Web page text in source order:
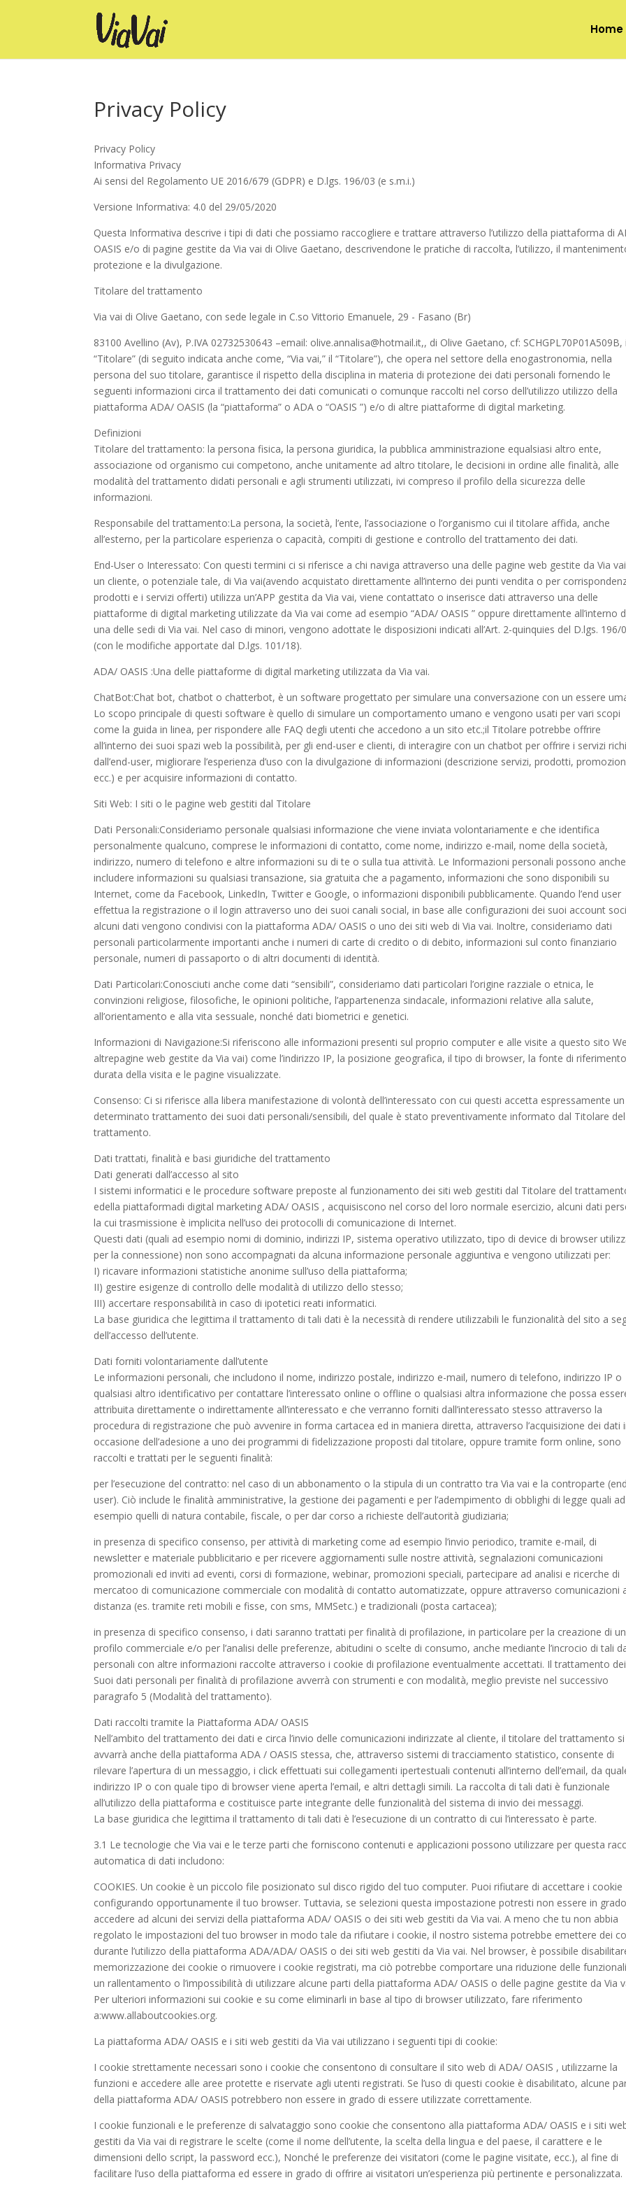
Home
Privacy Policy
Privacy Policy
Informativa Privacy
Ai sensi del Regolamento UE 2016/679 (GDPR) e D.lgs. 196/03 (e s.m.i.)
Versione Informativa: 4.0 del 29/05/2020
Questa Informativa descrive i tipi di dati che possiamo raccogliere e trattare attraverso l’utilizzo della piattaforma di
OASIS e/o di pagine gestite da Via vai di Olive Gaetano, descrivendone le pratiche di raccolta, l’utilizzo, il
protezione e la divulgazione.
Titolare del trattamento
Via vai di Olive Gaetano, con sede legale in C.so Vittorio Emanuele, 29 - Fasano (Br)
83100 Avellino (Av), P.IVA 02732530643 –email: olive.annalisa@hotmail.it,, di Olive Gaetano, cf: SCHGPL70P01A509B,
“Titolare” (di seguito indicata anche come, “Via vai,” il “Titolare”), che opera nel settore della enogastronomia, nella
persona del suo titolare, garantisce il rispetto della disciplina in materia di protezione dei dati personali fornendo le
seguenti informazioni circa il trattamento dei dati comunicati o comunque raccolti nel corso dell’utilizzo utilizzo della
piattaforma ADA/ OASIS (la “piattaforma” o ADA o “OASIS ”) e/o di altre piattaforme di digital marketing.
Definizioni
Titolare del trattamento: la persona fisica, la persona giuridica, la pubblica amministrazione equalsiasi altro ente,
associazione od organismo cui competono, anche unitamente ad altro titolare, le decisioni in ordine alle finalità, alle
modalità del trattamento didati personali e agli strumenti utilizzati, ivi compreso il profilo della sicurezza delle
informazioni.
Responsabile del trattamento:La persona, la società, l’ente, l’associazione o l’organismo cui il titolare affida, anche
all’esterno, per la particolare esperienza o capacità, compiti di gestione e controllo del trattamento dei dati.
End-User o Interessato: Con questi termini ci si riferisce a chi naviga attraverso una delle pagine web gestite da Via
un cliente, o potenziale tale, di Via vai(avendo acquistato direttamente all’interno dei punti vendita o per
prodotti e i servizi offerti) utilizza un’APP gestita da Via vai, viene contattato o inserisce dati attraverso una delle
piattaforme di digital marketing utilizzate da Via vai come ad esempio “ADA/ OASIS ” oppure direttamente all’interno
una delle sedi di Via vai. Nel caso di minori, vengono adottate le disposizioni indicati all’Art. 2-quinquies del D.lgs. 196/
(con le modifiche apportate dal D.lgs. 101/18).
ADA/ OASIS :Una delle piattaforme di digital marketing utilizzata da Via vai.
ChatBot:Chat bot, chatbot o chatterbot, è un software progettato per simulare una conversazione con un essere
Lo scopo principale di questi software è quello di simulare un comportamento umano e vengono usati per vari scopi
come la guida in linea, per rispondere alle FAQ degli utenti che accedono a un sito etc.;il Titolare potrebbe offrire
all’interno dei suoi spazi web la possibilità, per gli end-user e clienti, di interagire con un chatbot per offrire i servizi
dall’end-user, migliorare l’esperienza d’uso con la divulgazione di informazioni (descrizione servizi, prodotti,
ecc.) e per acquisire informazioni di contatto.
Siti Web: I siti o le pagine web gestiti dal Titolare
Dati Personali:Consideriamo personale qualsiasi informazione che viene inviata volontariamente e che identifica
personalmente qualcuno, comprese le informazioni di contatto, come nome, indirizzo e-mail, nome della società,
indirizzo, numero di telefono e altre informazioni su di te o sulla tua attività. Le Informazioni personali possono anche
includere informazioni su qualsiasi transazione, sia gratuita che a pagamento, informazioni che sono disponibili su
Internet, come da Facebook, LinkedIn, Twitter e Google, o informazioni disponibili pubblicamente. Quando l’end user
effettua la registrazione o il login attraverso uno dei suoi canali social, in base alle configurazioni dei suoi account
alcuni dati vengono condivisi con la piattaforma ADA/ OASIS o uno dei siti web di Via vai. Inoltre, consideriamo dati
personali particolarmente importanti anche i numeri di carte di credito o di debito, informazioni sul conto finanziario
personale, numeri di passaporto o di altri documenti di identità.
Dati Particolari:Conosciuti anche come dati “sensibili”, consideriamo dati particolari l’origine razziale o etnica, le
convinzioni religiose, filosofiche, le opinioni politiche, l’appartenenza sindacale, informazioni relative alla salute,
all’orientamento e alla vita sessuale, nonché dati biometrici e genetici.
Informazioni di Navigazione:Si riferiscono alle informazioni presenti sul proprio computer e alle visite a questo sito
altrepagine web gestite da Via vai) come l’indirizzo IP, la posizione geografica, il tipo di browser, la fonte di
durata della visita e le pagine visualizzate.
Consenso: Ci si riferisce alla libera manifestazione di volontà dell’interessato con cui questi accetta espressamente un
determinato trattamento dei suoi dati personali/sensibili, del quale è stato preventivamente informato dal Titolare del
trattamento.
Dati trattati, finalità e basi giuridiche del trattamento
Dati generati dall’accesso al sito
I sistemi informatici e le procedure software preposte al funzionamento dei siti web gestiti dal Titolare del
edella piattaformadi digital marketing ADA/ OASIS , acquisiscono nel corso del loro normale esercizio, alcuni dati
la cui trasmissione è implicita nell’uso dei protocolli di comunicazione di Internet.
Questi dati (quali ad esempio nomi di dominio, indirizzi IP, sistema operativo utilizzato, tipo di device di browser
per la connessione) non sono accompagnati da alcuna informazione personale aggiuntiva e vengono utilizzati per:
I) ricavare informazioni statistiche anonime sull’uso della piattaforma;
II) gestire esigenze di controllo delle modalità di utilizzo dello stesso;
III) accertare responsabilità in caso di ipotetici reati informatici.
La base giuridica che legittima il trattamento di tali dati è la necessità di rendere utilizzabili le funzionalità del sito a
dell’accesso dell’utente.
Dati forniti volontariamente dall’utente
Le informazioni personali, che includono il nome, indirizzo postale, indirizzo e-mail, numero di telefono, indirizzo IP o
qualsiasi altro identificativo per contattare l’interessato online o offline o qualsiasi altra informazione che possa
attribuita direttamente o indirettamente all’interessato e che verranno forniti dall’interessato stesso attraverso la
procedura di registrazione che può avvenire in forma cartacea ed in maniera diretta, attraverso l’acquisizione dei dati
occasione dell’adesione a uno dei programmi di fidelizzazione proposti dal titolare, oppure tramite form online, sono
raccolti e trattati per le seguenti finalità:
per l’esecuzione del contratto: nel caso di un abbonamento o la stipula di un contratto tra Via vai e la controparte
user). Ciò include le finalità amministrative, la gestione dei pagamenti e per l’adempimento di obblighi di legge quali ad
esempio quelli di natura contabile, fiscale, o per dar corso a richieste dell’autorità giudiziaria;
in presenza di specifico consenso, per attività di marketing come ad esempio l’invio periodico, tramite e-mail, di
newsletter e materiale pubblicitario e per ricevere aggiornamenti sulle nostre attività, segnalazioni comunicazioni
promozionali ed inviti ad eventi, corsi di formazione, webinar, promozioni speciali, partecipare ad analisi e ricerche di
mercatoo di comunicazione commerciale con modalità di contatto automatizzate, oppure attraverso comunicazioni
distanza (es. tramite reti mobili e fisse, con sms, MMSetc.) e tradizionali (posta cartacea);
in presenza di specifico consenso, i dati saranno trattati per finalità di profilazione, in particolare per la creazione di un
profilo commerciale e/o per l’analisi delle preferenze, abitudini o scelte di consumo, anche mediante l’incrocio di tali
personali con altre informazioni raccolte attraverso i cookie di profilazione eventualmente accettati. Il trattamento dei
Suoi dati personali per finalità di profilazione avverrà con strumenti e con modalità, meglio previste nel successivo
paragrafo 5 (Modalità del trattamento).
Dati raccolti tramite la Piattaforma ADA/ OASIS
Nell’ambito del trattamento dei dati e circa l’invio delle comunicazioni indirizzate al cliente, il titolare del trattamento si
avvarrà anche della piattaforma ADA / OASIS stessa, che, attraverso sistemi di tracciamento statistico, consente di
rilevare l’apertura di un messaggio, i click effettuati sui collegamenti ipertestuali contenuti all’interno dell’email, da
indirizzo IP o con quale tipo di browser viene aperta l’email, e altri dettagli simili. La raccolta di tali dati è funzionale
all’utilizzo della piattaforma e costituisce parte integrante delle funzionalità del sistema di invio dei messaggi.
La base giuridica che legittima il trattamento di tali dati è l’esecuzione di un contratto di cui l’interessato è parte.
3.1 Le tecnologie che Via vai e le terze parti che forniscono contenuti e applicazioni possono utilizzare per questa
automatica di dati includono:
COOKIES. Un cookie è un piccolo file posizionato sul disco rigido del tuo computer. Puoi rifiutare di accettare i cookie
configurando opportunamente il tuo browser. Tuttavia, se selezioni questa impostazione potresti non essere in
accedere ad alcuni dei servizi della piattaforma ADA/ OASIS o dei siti web gestiti da Via vai. A meno che tu non abbia
regolato le impostazioni del tuo browser in modo tale da rifiutare i cookie, il nostro sistema potrebbe emettere dei
durante l’utilizzo della piattaforma ADA/ADA/ OASIS o dei siti web gestiti da Via vai. Nel browser, è possibile
memorizzazione dei cookie o rimuovere i cookie registrati, ma ciò potrebbe comportare una riduzione delle
un rallentamento o l’impossibilità di utilizzare alcune parti della piattaforma ADA/ OASIS o delle pagine gestite da Via
Per ulteriori informazioni sui cookie e su come eliminarli in base al tipo di browser utilizzato, fare riferimento
a:www.allaboutcookies.org.
La piattaforma ADA/ OASIS e i siti web gestiti da Via vai utilizzano i seguenti tipi di cookie:
I cookie strettamente necessari sono i cookie che consentono di consultare il sito web di ADA/ OASIS , utilizzarne la
funzioni e accedere alle aree protette e riservate agli utenti registrati. Se l’uso di questi cookie è disabilitato, alcune
della piattaforma ADA/ OASIS potrebbero non essere in grado di essere utilizzate correttamente.
I cookie funzionali e le preferenze di salvataggio sono cookie che consentono alla piattaforma ADA/ OASIS e i siti
gestiti da Via vai di registrare le scelte (come il nome dell’utente, la scelta della lingua e del paese, il carattere e le
dimensioni dello script, la password ecc.), Nonché le preferenze dei visitatori (come le pagine visitate, ecc.), al fine di
facilitare l’uso della piattaforma ed essere in grado di offrire ai visitatori un’esperienza più pertinente e personalizzata.